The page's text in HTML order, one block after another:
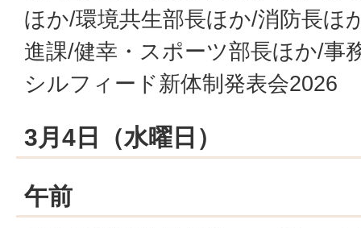
ほか/環境共生部長ほか/消防長ほ
進課/健幸・スポーツ部長ほか/事
シルフィード新体制発表会2026
3月4日（水曜日）
午前